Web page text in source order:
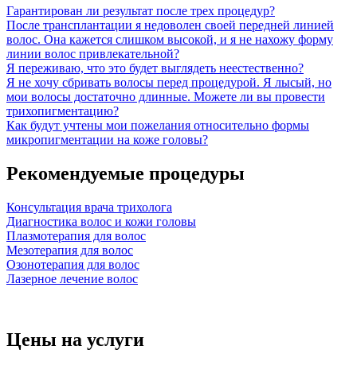
Гарантирован ли результат после трех процедур?
После трансплантации я недоволен своей передней линией
волос. Она кажется слишком высокой, и я не нахожу форму
линии волос привлекательной?
Я переживаю, что это будет выглядеть неестественно?
Я не хочу сбривать волосы перед процедурой. Я лысый, но
мои волосы достаточно длинные. Можете ли вы провести
трихопигментацию?
Как будут учтены мои пожелания относительно формы
микропигментации на коже головы?
Рекомендуемые процедуры
Консультация врача трихолога
Диагностика волос и кожи головы
Плазмотерапия для волос
Мезотерапия для волос
Озонотерапия для волос
Лазерное лечение волос
Цены на услуги